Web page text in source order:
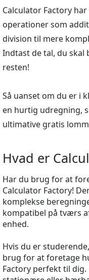
Calculator Factory
operationer som
division til mere
Indtast de tal, du
resten!
Så uanset om du er i
en hurtig udregning,
ultimative gratis
Hvad er
Har du brug for at
Calculator Factory!
komplekse
kompatibel på tværs
enhed.
Hvis du er
brug for at foretage
Factory perfekt til